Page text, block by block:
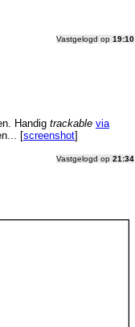
Vastgelogd op 19:10
Handig trackable via
[screenshot]
Vastgelogd op 21:34